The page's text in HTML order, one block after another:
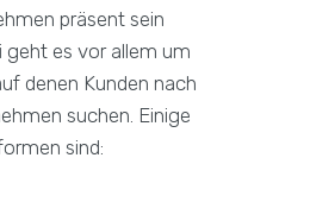
präsent sein
geht es vor allem um
denen Kunden nach
suchen. Einige
sind: